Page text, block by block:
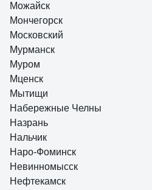
Можайск
Мончегорск
Московский
Мурманск
Муром
Мценск
Мытищи
Набережные Челны
Назрань
Нальчик
Наро-Фоминск
Невинномысск
Нефтекамск